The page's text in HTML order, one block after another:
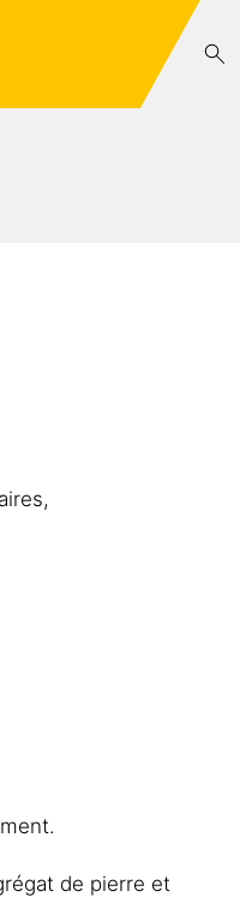
de pierre et